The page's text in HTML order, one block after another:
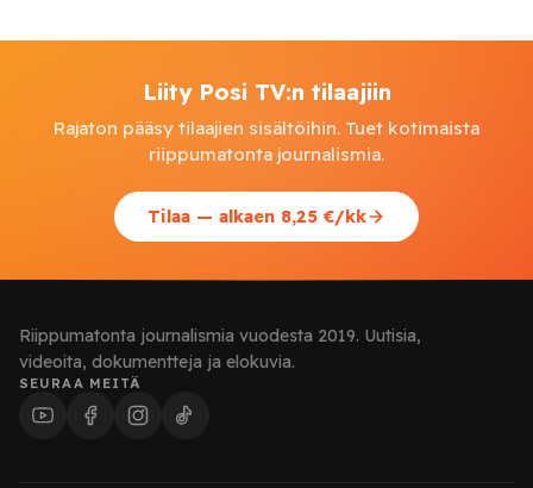
Liity Posi TV:n tilaajiin
Rajaton pääsy tilaajien sisältöihin. Tuet kotimaista
riippumatonta journalismia.
Tilaa — alkaen 8,25 €/kk
Riippumatonta journalismia vuodesta 2019. Uutisia,
videoita, dokumentteja ja elokuvia.
SEURAA MEITÄ